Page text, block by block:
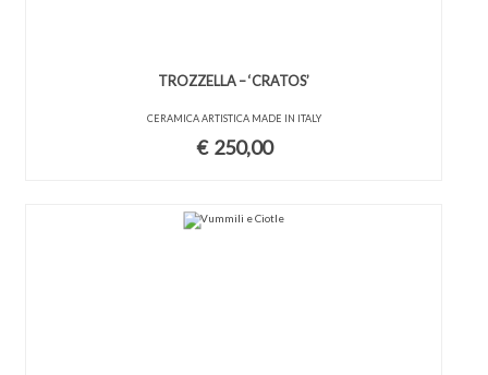
TROZZELLA – ‘CRATOS’
CERAMICA ARTISTICA MADE IN ITALY
€ 250,00